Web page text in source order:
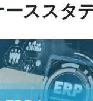
ススタ